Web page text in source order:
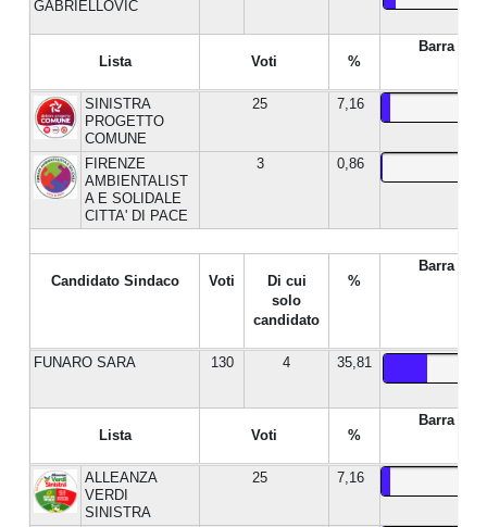
GABRIELLOVIC
Lista Voti %
Barra %
SINISTRA
PROGETTO
COMUNE
25 7,16
FIRENZE
AMBIENTALIST
A E SOLIDALE
CITTA' DI PACE
3 0,86
Candidato Sindaco Voti
Di cui
solo
candidato
%
Barra %
FUNARO SARA 130 4 35,81
Lista Voti %
Barra %
ALLEANZA
VERDI
SINISTRA
25 7,16